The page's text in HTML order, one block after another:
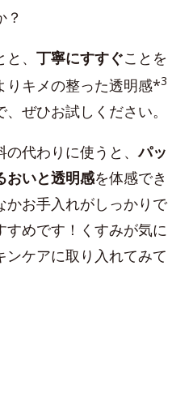
？
、 丁寧にすすぐことを
りキメの整った透明感*3
ぜひお試しください。
の代わりに使うと、パッ
おいと透明感を体感でき
かお手入れがしっかりで
すめです！くすみが気に
ケアに取り入れてみて